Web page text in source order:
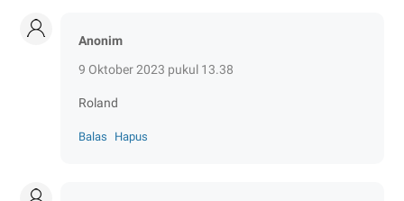
Anonim
9 Oktober 2023 pukul 13.38
Roland
Balas Hapus